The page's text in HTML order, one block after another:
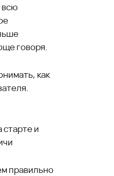
всю
говоря.
как
и
правильно